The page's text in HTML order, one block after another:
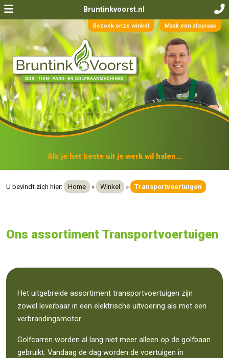
Bruntinkvoorst.nl
Bezoek onze winkel Maak een afspraak
Als je het beste uit je werk wil halen...
U bevindt zich hier: Home » Winkel » Transportvoertuigen
Ons assortiment Transportvoertuigen
Het uitgebreide assortiment transportvoertuigen zijn
zowel leverbaar in een elektrische uitvoering als met een
verbrandingsmotor.
Golfcarren worden al lang niet meer alleen op de golfbaan
gebruikt. Vandaag de dag worden de voertuigen in